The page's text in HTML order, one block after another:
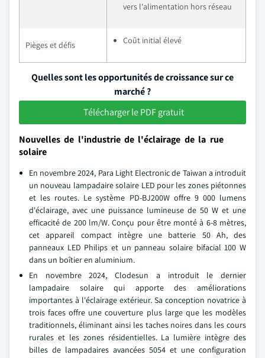
vers l'alimentation hors réseau
Pièges et défis Coût initial élevé
Quelles sont les opportunités de croissance sur ce
marché ?
Télécharger le PDF gratuit
Nouvelles de l'industrie de l'éclairage de la rue
solaire
En novembre 2024, Para Light Electronic de Taiwan a introduit
un nouveau lampadaire solaire LED pour les zones piétonnes
et les routes. Le système PD-BJ200W offre 9 000 lumens
d'éclairage, avec une puissance lumineuse de 50 W et une
efficacité de 200 lm/W. Conçu pour être monté à 6-8 mètres,
cet appareil compact intègre une batterie 50 Ah, des
panneaux LED Philips et un panneau solaire bifacial 100 W
dans un boîtier en aluminium.
En novembre 2024, Clodesun a introduit le dernier
lampadaire solaire qui apporte des améliorations
importantes à l'éclairage extérieur. Sa conception novatrice à
trois faces offre une couverture plus large que les modèles
traditionnels, éliminant ainsi les taches noires dans les cours
rurales et les zones résidentielles. La lumière intègre des
billes de lampadaires avancées 5054 et une configuration